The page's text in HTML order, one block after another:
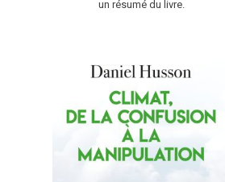
un résumé du livre.